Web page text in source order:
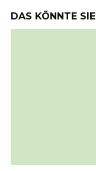
DAS KÖNNTE